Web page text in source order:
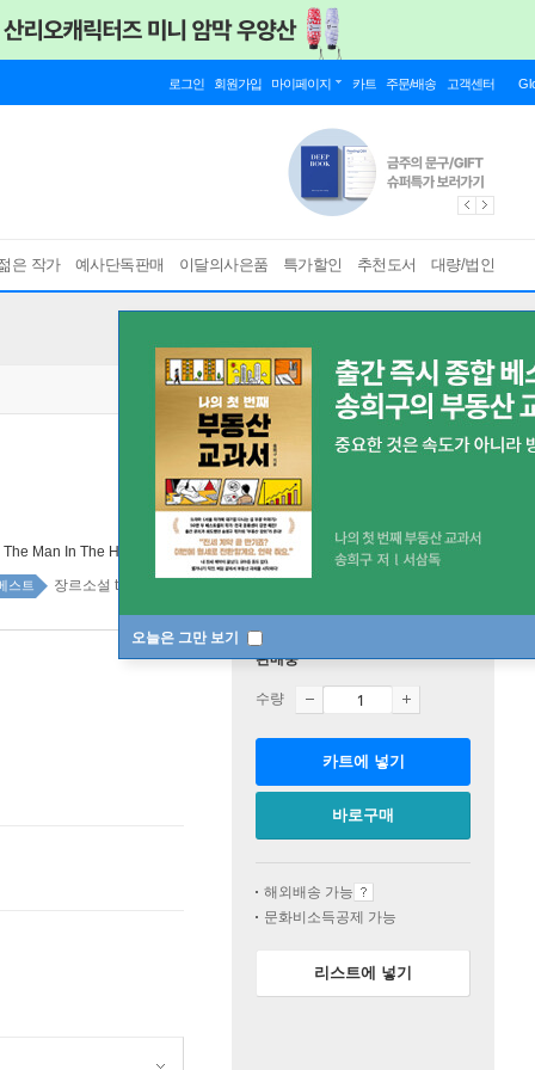
로그인 회원가입 마이페이지 카트 주문/배송 고객센터
은 작가 예사단독판매 이달의사은품 특가할인 추천도서 대량/법인
오늘은 그만 보기
The Man In The High Castle
스트 장르소설 top100 1주
판매중
수량
카트에 넣기
바로구매
해외배송 가능
문화비소득공제 가능
리스트에 넣기